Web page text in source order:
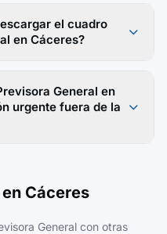
el cuadro
en Cáceres?
General en
urgente fuera de la
Cáceres
General con otras